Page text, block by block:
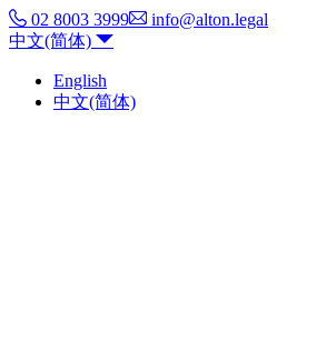
02 8003 3999
info@alton.legal
中文(简体)
English
中文(简体)